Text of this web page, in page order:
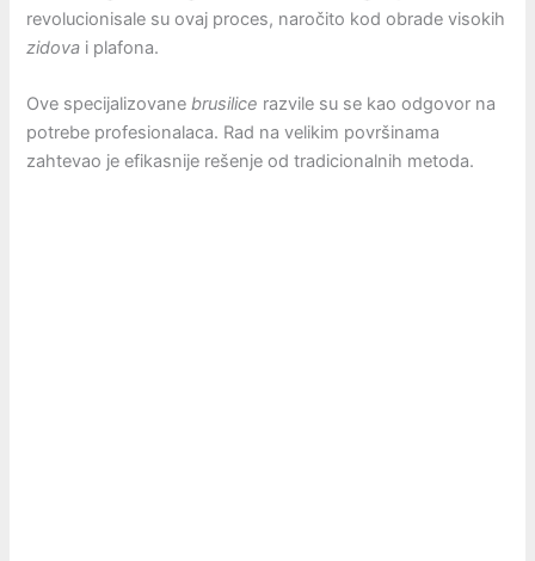
revolucionisale su ovaj proces, naročito kod obrade visokih
zidova i plafona.
Ove specijalizovanebrusilice razvile su se kao odgovor na
potrebe profesionalaca. Rad na velikim površinama
zahtevao je efikasnije rešenje od tradicionalnih metoda.